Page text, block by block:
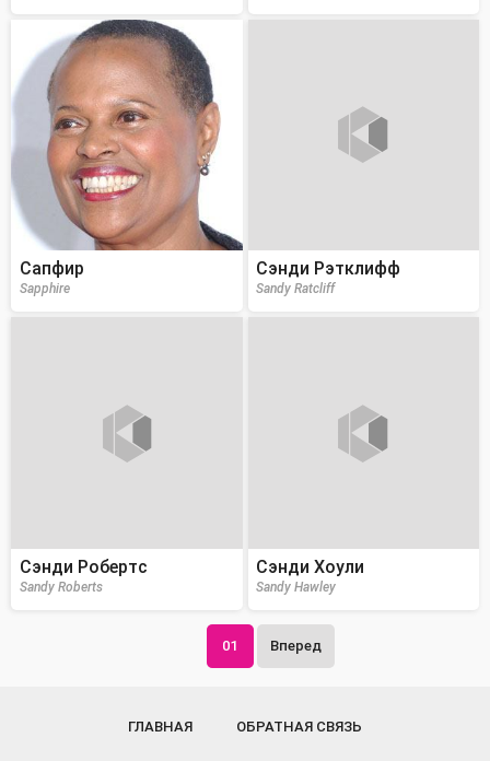
Сапфир
Sapphire
Сэнди Рэтклифф
Sandy Ratcliff
Сэнди Робертс
Sandy Roberts
Сэнди Хоули
Sandy Hawley
01 Вперед
ГЛАВНАЯ ОБРАТНАЯ СВЯЗЬ